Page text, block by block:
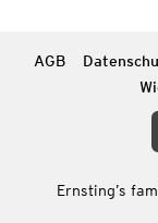
AGB
Ernsting’s